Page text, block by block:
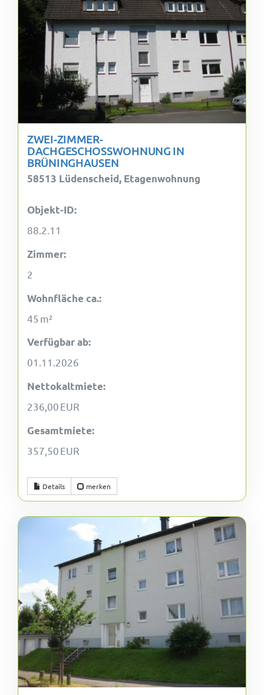
ZWEI-ZIMMER-
DACHGESCHOSSWOHNUNG IN
BRÜNINGHAUSEN
58513 Lüdenscheid, Etagenwohnung
Objekt-ID:
88.2.11
Zimmer:
2
Wohnfläche ca.:
45 m²
Verfügbar ab:
01.11.2026
Nettokaltmiete:
236,00 EUR
Gesamtmiete:
357,50 EUR
Details merken